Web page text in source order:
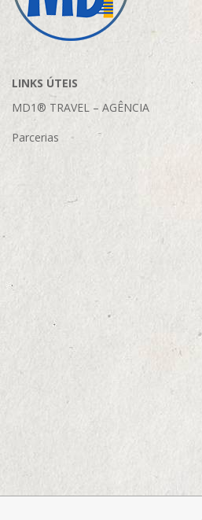
LINKS ÚTEIS
MD1® TRAVEL – AGÊNCIA
Parcerias